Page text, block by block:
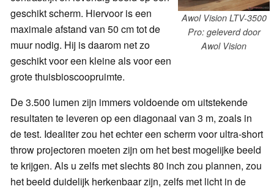
Awol Vision LTV-3500
Pro: geleverd door
Awol Vision
geschikt scherm. Hiervoor is een
maximale afstand van 50 cm tot de
muur nodig. Hij is daarom net zo
geschikt voor een kleine als voor een
grote thuisbioscoopruimte.
De 3.500 lumen zijn immers voldoende om uitstekende
resultaten te leveren op een diagonaal van 3 m, zoals in
de test. Idealiter zou het echter een scherm voor ultra-short
throw projectoren moeten zijn om het best mogelijke beeld
te krijgen. Als u zelfs met slechts 80 inch zou plannen, zou
het beeld duidelijk herkenbaar zijn, zelfs met licht in de